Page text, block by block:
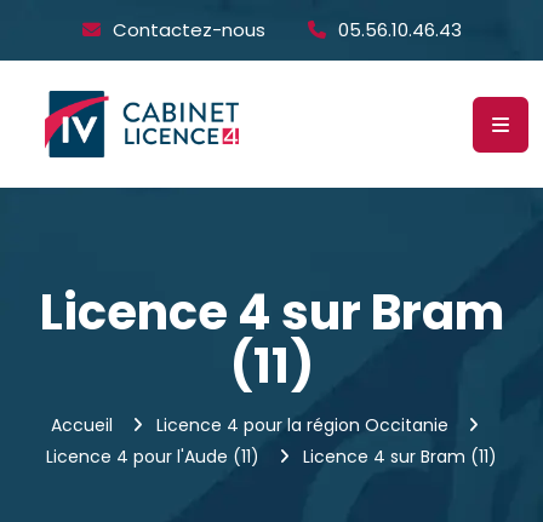
Contactez-nous 05.56.10.46.43
Licence 4 sur Bram
(11)
Accueil
Licence 4 pour la région Occitanie
Licence 4 pour l'Aude (11)
Licence 4 sur Bram (11)